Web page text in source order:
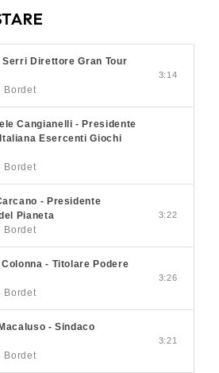
Direttore Gran Tour
Bordet
3:14
Cangianelli - Presidente
Esercenti Giochi
Bordet
- Presidente
Pianeta
Bordet
3:22
- Titolare Podere
Bordet
3:26
- Sindaco
Bordet
3:21